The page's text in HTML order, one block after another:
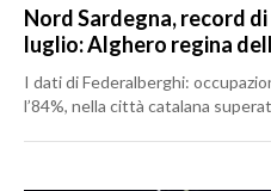
Nord Sardegna, record
luglio: Alghero regina
I dati di Federalberghi:
l’84%, nella città catalana